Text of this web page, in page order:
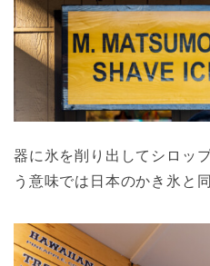
器に氷を削り出してシロッ
う意味では日本のかき氷と